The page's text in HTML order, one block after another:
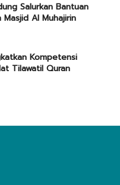
Salurkan Bantuan
Al Muhajirin
Kompetensi
Tilawatil Quran